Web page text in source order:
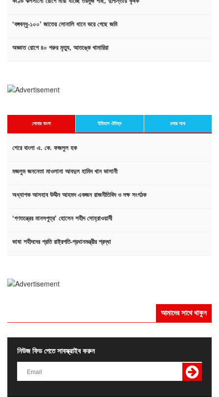
‘বঙ্গবন্ধু-১০০’ জাতের সোনালি ধানে ভরে গেছে জমি
অজ্ঞাত রোগে ৪০ গরুর মৃত্যু, আতঙ্কে খামারিরা
সোনার বাংলা ইতিহাস ঐতিহ্য চলার পথে
শেরে বাংলা এ. কে. ফজলুল হক
মজলুম জননেতা মাওলানা আবদুল হামিদ খান ভাসানী
অধ্যাপক আসহাব উদ্দীন আহমদ একজন রাজনীতিবিদ ও দক্ষ সংগঠক
‘গণতন্ত্রের মানসপুত্র’ হোসেন শহীদ সোহ্‌রাওয়ার্দী
ভাষা শহীদদের প্রতি রাষ্ট্রপতি-প্রধানমন্ত্রীর শ্রদ্ধা
আমাদের সাথে থাকুন
নিউজ ফিড পেতে সাবস্ক্রাইব করুন